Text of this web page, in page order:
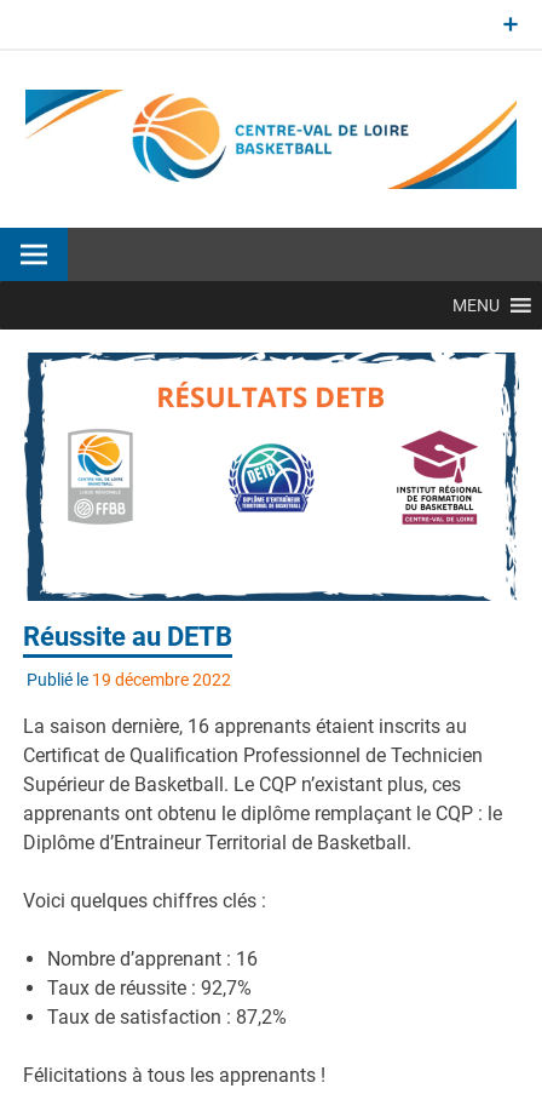
MENU
Réussite au DETB
Publié le 19 décembre 2022
La saison dernière, 16 apprenants étaient inscrits au
Certificat de Qualification Professionnel de Technicien
Supérieur de Basketball. Le CQP n’existant plus, ces
apprenants ont obtenu le diplôme remplaçant le CQP : le
Diplôme d’Entraineur Territorial de Basketball.
Voici quelques chiffres clés :
Nombre d’apprenant : 16
Taux de réussite : 92,7%
Taux de satisfaction : 87,2%
Félicitations à tous les apprenants !